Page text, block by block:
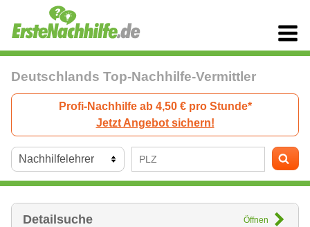
Deutschlands Top-Nachhilfe-Vermittler
Profi-Nachhilfe ab 4,50 € pro Stunde*
Jetzt Angebot sichern!
Detailsuche Öffnen